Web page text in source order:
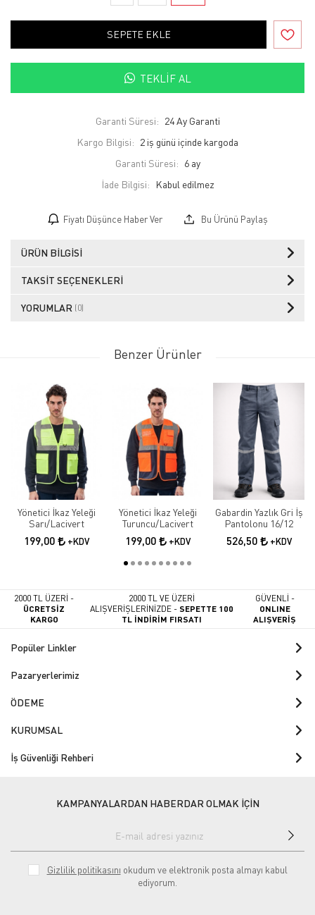
SEPETE EKLE
TEKLIF AL
Garanti Süresi: 24 Ay Garanti
Kargo Bilgisi: 2 iş günü içinde kargoda
Garanti Süresi: 6 ay
İade Bilgisi:
Fiyatı Düşünce Haber Ver Bu Ürünü Paylaş
ÜRÜN BILGISI
TAKSIT SEÇENEKLERI
YORUMLAR (0)
Benzer Ürünler
Yönetici İkaz Yeleği
Sarı/Lacivert
199,00 +KDV
Yönetici İkaz Yeleği
Turuncu/Lacivert
199,00 +KDV
Gabardin Yazlık Gri İş
Pantolonu 16/12
526,50 +KDV
2000 TL ÜZERİ -
ÜCRETSİZ
KARGO
2000 TL VE ÜZERİ
ALIŞVERİŞLERİNİZDE -SEPETTE 100
TL İNDİRİM FIRSATI
GÜVENLİ -
ONLINE
ALIŞVERİŞ
Popüler Linkler
Pazaryerlerimiz
ÖDEME
KURUMSAL
İş Güvenliği Rehberi
KAMPANYALARDAN HABERDAR OLMAK İÇİN
Gizlilik politikasını okudum ve elektronik posta almayı kabul
ediyorum.